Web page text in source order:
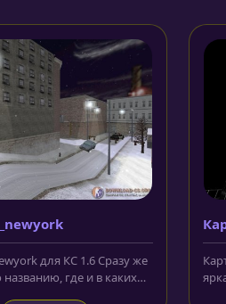
для КС 1.6 Сразу же
где и в каких